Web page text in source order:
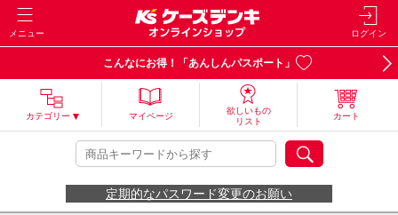
メニュー ログイン
こんなにお得！「あんしんパスポート」
カテゴリー マイページ
欲しいもの
リスト
カート
定期的なパスワード変更のお願い